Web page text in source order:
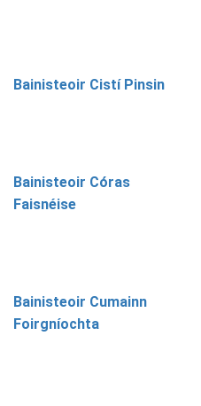
Bainisteoir Cistí Pinsin
Bainisteoir Córas
Faisnéise
Bainisteoir Cumainn
Foirgníochta